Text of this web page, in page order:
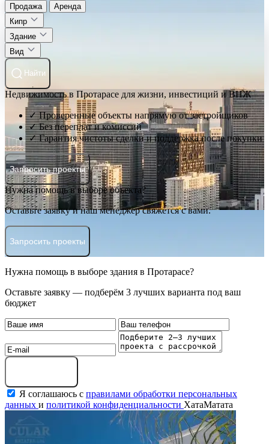
Продажа
Аренда
Кипр
Здание
Вид
Найти
Недвижимость в Протарасе для жизни, инвестиций и ВНЖ
✓ Проверенные объекты напрямую от застройщиков
✓ Без переплат и комиссий
✓ Гарантия чистоты сделки и поддержка после покупки
Запросить проекты
Нужна помощь в выборе объекта?
Оставьте заявку и наш менеджер свяжется с вами.
Запросить проекты
Нужна помощь в выборе здания в Протарасе?
Оставьте заявку — подберём 3 лучших варианта под ваш
бюджет
Я соглашаюсь с правилами обработки персональных
данных и политикой конфиденциальности ХатаМатата